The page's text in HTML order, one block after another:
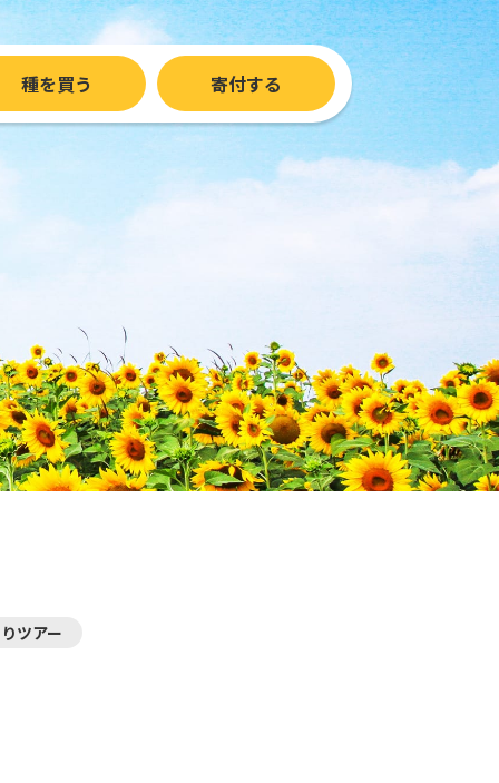
種を買う 寄付する
ツアー